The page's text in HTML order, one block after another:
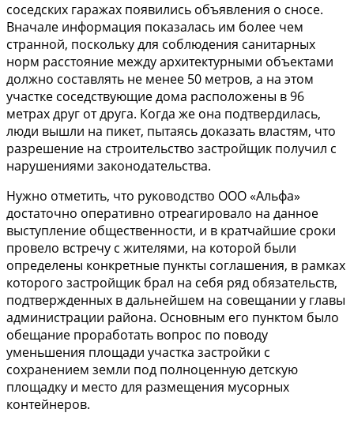
соседских гаражах появились объявления о сносе.
Вначале информация показалась им более чем
странной, поскольку для соблюдения санитарных
норм расстояние между архитектурными объектами
должно составлять не менее 50 метров, а на этом
участке соседствующие дома расположены в 96
метрах друг от друга. Когда же она подтвердилась,
люди вышли на пикет, пытаясь доказать властям, что
разрешение на строительство застройщик получил с
нарушениями законодательства.
Нужно отметить, что руководство ООО «Альфа»
достаточно оперативно отреагировало на данное
выступление общественности, и в кратчайшие сроки
провело встречу с жителями, на которой были
определены конкретные пункты соглашения, в рамках
которого застройщик брал на себя ряд обязательств,
подтвержденных в дальнейшем на совещании у главы
администрации района. Основным его пунктом было
обещание проработать вопрос по поводу
уменьшения площади участка застройки с
сохранением земли под полноценную детскую
площадку и место для размещения мусорных
контейнеров.